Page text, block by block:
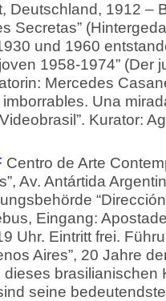
Deutschland, 1912 –
Secretas”
und 1960
1958-1974” (Der
Mercedes
imborrables. Una
Kurator:
Centro de Arte
Av. Antártida
Eingang:
Uhr. Eintritt frei.
Aires”, 20 Jahre
dieses brasilianischen
seine